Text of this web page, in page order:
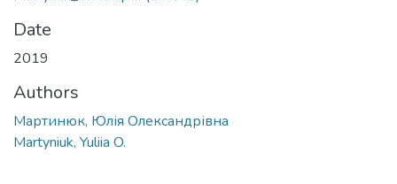
Date
2019
Authors
Мартинюк, Юлія Олександрівна
Martyniuk, Yuliia O.